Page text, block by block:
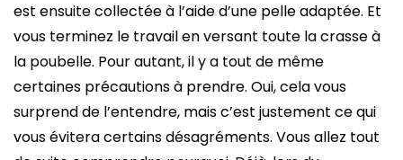
est ensuite collectée à l’aide d’une pelle adaptée. Et
vous terminez le travail en versant toute la crasse à
la poubelle. Pour autant, il y a tout de même
certaines précautions à prendre. Oui, cela vous
surprend de l’entendre, mais c’est justement ce qui
vous évitera certains désagréments. Vous allez tout